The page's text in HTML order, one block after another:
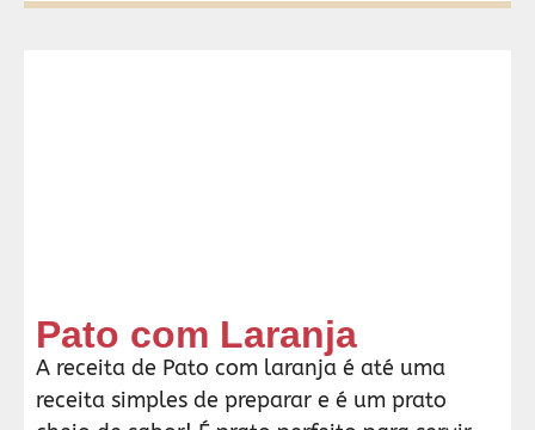
Pato com Laranja
A receita de Pato com laranja é até uma
receita simples de preparar e é um prato